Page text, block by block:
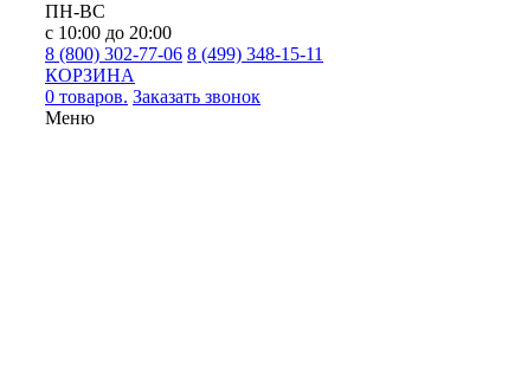
ПН-ВС
с 10:00 до 20:00
8 (800) 302-77-06 8 (499) 348-15-11
КОРЗИНА
0 товаров. Заказать звонок
Меню